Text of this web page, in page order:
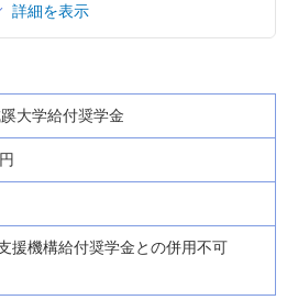
詳細を表示
大学給付奨学金
援機構給付奨学金との併用不可